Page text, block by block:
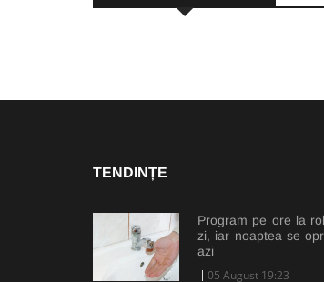
TENDINȚE
Program pe ore la
zi, iar noaptea se
azi
05 August 19:23